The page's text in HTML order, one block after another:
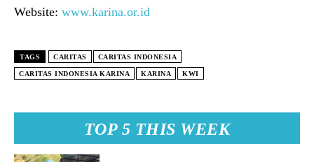
TOP 5 THIS WEEK
Website: www.karina.or.id
TAGS CARITAS CARITAS INDONESIA
CARITAS INDONESIA KARINA KARINA KWI